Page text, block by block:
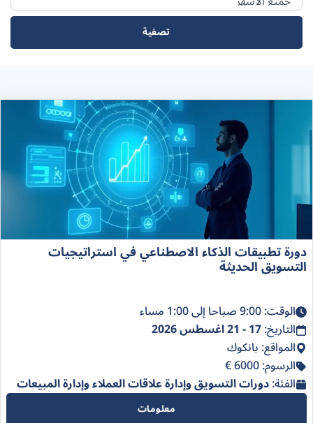
تصفية
دورة تطبيقات الذكاء الاصطناعي في استراتيجيات
التسويق الحديثة
الوقت: 9:00 صباحا إلى 1:00 مساء
التاريخ:17 - 21 اغسطس 2026
المواقع: بانكوك
الرسوم: 6000 €
الفئة:دورات التسويق وإدارة علاقات العملاء وإدارة المبيعات
معلومات